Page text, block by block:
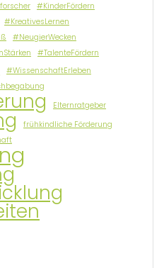
#KinderFördern
#KreativesLernen
#NeugierWecken
#TalenteFördern
#WissenschaftErleben
Elternratgeber
frühkindliche Förderung